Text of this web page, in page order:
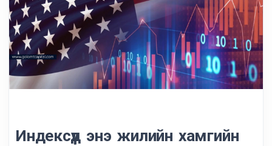
Индексүүд энэ жилийн хамгийн